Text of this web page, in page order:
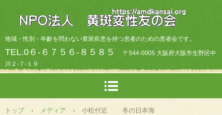
地域・性別・年齡を問わない黄斑疾患を持つ患者のための患者会です。
TEL.0６-６７５６-８５８５
〒544-0005 大阪府大阪市生野区中
川２-７-１９
トップ › メディア › 小松付近 : 冬の日本海